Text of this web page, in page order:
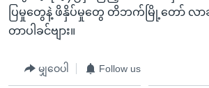
ပြမှုတွေနဲ့ ဖိနှိပ်မှုတွေ တိဘက်မြို့တော် လာဆ
တာပါခင်ဗျား။
မျှဝေပါ Follow us